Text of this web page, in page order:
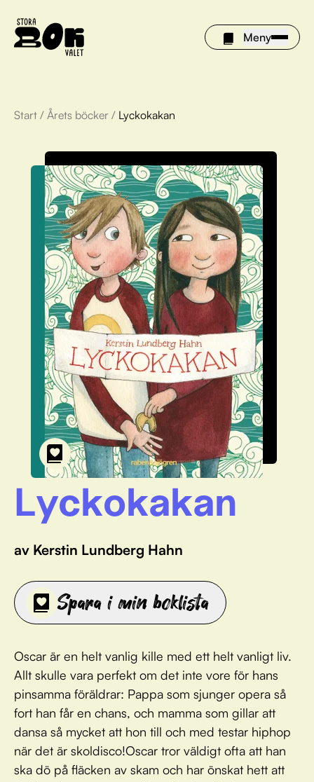
Meny
Årets böcker
Om Stora bokvalet
Olivia tipsar
Vinnare
FAQ
För bibliotek
Start / Årets böcker / Lyckokakan
Lyckokakan
av Kerstin Lundberg Hahn
Spara i min boklista
Oscar är en helt vanlig kille med ett helt vanligt liv.
Allt skulle vara perfekt om det inte vore för hans
pinsamma föräldrar: Pappa som sjunger opera så
fort han får en chans, och mamma som gillar att
dansa så mycket att hon till och med testar hiphop
när det är skoldisco!Oscar tror väldigt ofta att han
ska dö på fläcken av skam och har önskat hett att